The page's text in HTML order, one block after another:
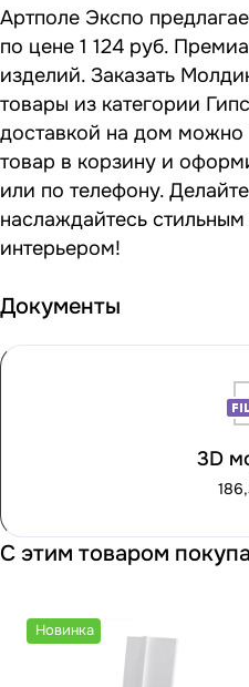
Артполе Экспо
по цене 1 124 руб.
изделий. Заказать
товары из категории
доставкой на дом можно
товар в корзину и
или по телефону.
наслаждайтесь
интерьером!
Документы
3D
С этим товаром
Новинка